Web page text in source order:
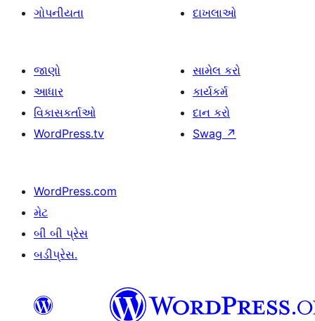
ગોપનીયતા
દાખલાઓ
જાણો
આધાર
વિકાસકર્તાઓ
WordPress.tv
સામેલ કરો
કાર્યકર્મ
દાન કરો
Swag ↗
WordPress.com
મેટ
બી બી પ્રેસ
બડીપ્રેસ.